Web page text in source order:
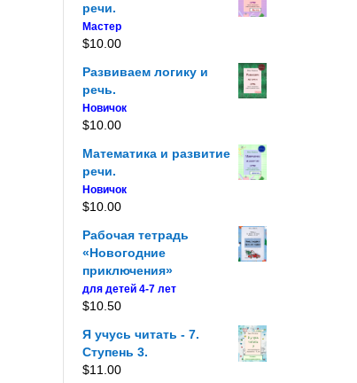
речи.
Мастер
$10.00
Развиваем логику и
речь.
Новичок
$10.00
Математика и развитие
речи.
Новичок
$10.00
Рабочая тетрадь
«Новогодние
приключения»
для детей 4-7 лет
$10.50
Я учусь читать - 7.
Ступень 3.
$11.00